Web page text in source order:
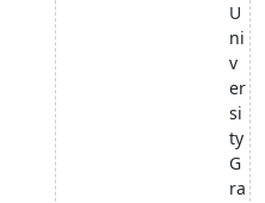
U
ni
v
er
si
ty
G
ra